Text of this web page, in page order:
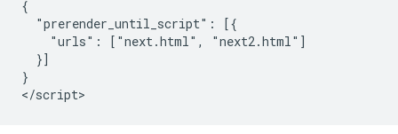
{
  "prerender_until_script": [{
    "urls": ["next.html", "next2.html"]
  }]
}